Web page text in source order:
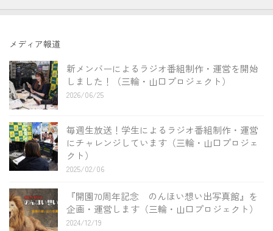
メディア報道
新メンバーによるラジオ番組制作・運営を開始
しました！（三輪・山口プロジェクト）
2026/06/25
毎週生放送！学生によるラジオ番組制作・運営
にチャレンジしています（三輪・山口プロジェ
クト）
2025/02/06
『開園70周年記念 のんほい想い出写真館』を
企画・運営します（三輪・山口プロジェクト）
2024/12/19